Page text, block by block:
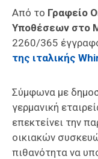
ΕΒΕΠ-
ΚΜ
Πιερία
Από το Γραφείο
Υποθέσεων στο
2260/365
της ιταλικής
Σύμφωνα με
γερμανική
επεκτείνει την
οικιακών
πιθανότητα να